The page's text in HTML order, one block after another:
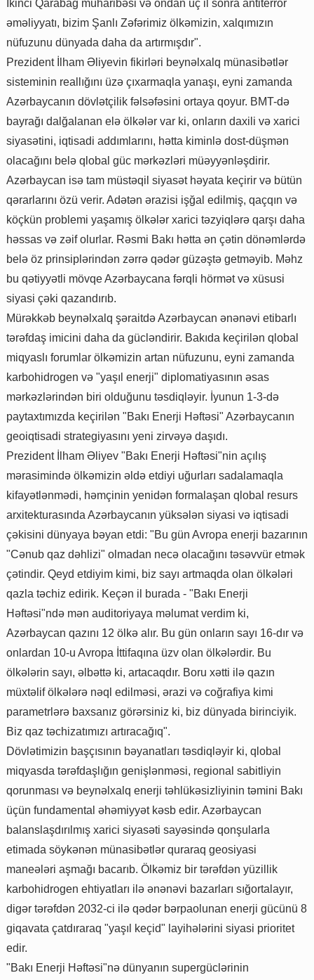
İkinci Qarabağ müharibəsi və ondan üç il sonra antiterror
əməliyyatı, bizim Şanlı Zəfərimiz ölkəmizin, xalqımızın
nüfuzunu dünyada daha da artırmışdır".
Prezident İlham Əliyevin fikirləri beynəlxalq münasibətlər
sisteminin reallığını üzə çıxarmaqla yanaşı, eyni zamanda
Azərbaycanın dövlətçilik fəlsəfəsini ortaya qoyur. BMT-də
bayrağı dalğalanan elə ölkələr var ki, onların daxili və xarici
siyasətini, iqtisadi addımlarını, hətta kiminlə dost-düşmən
olacağını belə qlobal güc mərkəzləri müəyyənləşdirir.
Azərbaycan isə tam müstəqil siyasət həyata keçirir və bütün
qərarlarını özü verir. Adətən ərazisi işğal edilmiş, qaçqın və
köçkün problemi yaşamış ölkələr xarici təzyiqlərə qarşı daha
həssas və zəif olurlar. Rəsmi Bakı hətta ən çətin dönəmlərdə
belə öz prinsiplərindən zərrə qədər güzəştə getməyib. Məhz
bu qətiyyətli mövqe Azərbaycana fərqli hörmət və xüsusi
siyasi çəki qazandırıb.
Mürəkkəb beynəlxalq şəraitdə Azərbaycan ənənəvi etibarlı
tərəfdaş imicini daha da gücləndirir. Bakıda keçirilən qlobal
miqyaslı forumlar ölkəmizin artan nüfuzunu, eyni zamanda
karbohidrogen və "yaşıl enerji" diplomatiyasının əsas
mərkəzlərindən biri olduğunu təsdiqləyir. İyunun 1-3-də
paytaxtımızda keçirilən "Bakı Enerji Həftəsi" Azərbaycanın
geoiqtisadi strategiyasını yeni zirvəyə daşıdı.
Prezident İlham Əliyev "Bakı Enerji Həftəsi"nin açılış
mərasimində ölkəmizin əldə etdiyi uğurları sadalamaqla
kifayətlənmədi, həmçinin yenidən formalaşan qlobal resurs
arxitekturasında Azərbaycanın yüksələn siyasi və iqtisadi
çəkisini dünyaya bəyan etdi: "Bu gün Avropa enerji bazarının
"Cənub qaz dəhlizi" olmadan necə olacağını təsəvvür etmək
çətindir. Qeyd etdiyim kimi, biz sayı artmaqda olan ölkələri
qazla təchiz edirik. Keçən il burada - "Bakı Enerji
Həftəsi"ndə mən auditoriyaya məlumat verdim ki,
Azərbaycan qazını 12 ölkə alır. Bu gün onların sayı 16-dır və
onlardan 10-u Avropa İttifaqına üzv olan ölkələrdir. Bu
ölkələrin sayı, əlbəttə ki, artacaqdır. Boru xətti ilə qazın
müxtəlif ölkələrə nəql edilməsi, ərazi və coğrafiya kimi
parametrlərə baxsanız görərsiniz ki, biz dünyada birinciyik.
Biz qaz təchizatımızı artıracağıq".
Dövlətimizin başçısının bəyanatları təsdiqləyir ki, qlobal
miqyasda tərəfdaşlığın genişlənməsi, regional sabitliyin
qorunması və beynəlxalq enerji təhlükəsizliyinin təmini Bakı
üçün fundamental əhəmiyyət kəsb edir. Azərbaycan
balanslaşdırılmış xarici siyasəti sayəsində qonşularla
etimada söykənən münasibətlər quraraq geosiyasi
maneələri aşmağı bacarıb. Ölkəmiz bir tərəfdən yüzillik
karbohidrogen ehtiyatları ilə ənənəvi bazarları sığortalayır,
digər tərəfdən 2032-ci ilə qədər bərpaolunan enerji gücünü 8
giqavata çatdıraraq "yaşıl keçid" layihələrini siyasi prioritet
edir.
"Bakı Enerji Həftəsi"nə dünyanın supergüclərinin